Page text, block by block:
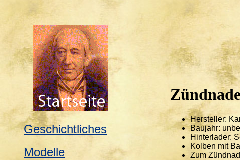
Geschichtliches
Modelle
Hersteller:
Baujahr:
Hinterlader:
Kolben mit
Zum